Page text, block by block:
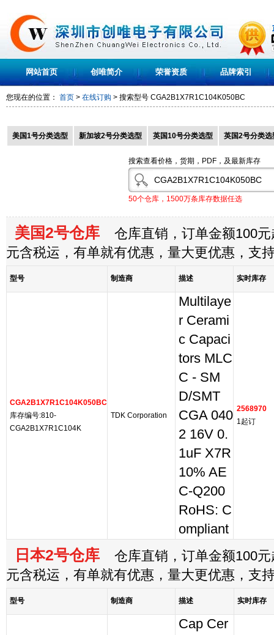
网站首页 创唯简介 荣誉资质 品牌索引
您现在的位置： 首页 > 在线订购 > 搜索型号 CGA2B1X7R1C104K050BC
美国1号分类选型 新加坡2号分类选型 英国10号分类选型 英国2号分类选
搜索查看价格，货期，PDF，及最新库存
50个仓库，1500万条库存数据任选
美国2号仓库 仓库直销，订单金额100元
元含税运，有单就有优惠，量大更优惠，支
型号 制造商 描述 实时库存
CGA2B1X7R1C104K050BC
库存编号:810-
CGA2B1X7R1C104K
TDK Corporation
Multilaye
r Cerami
c Capaci
tors MLC
C - SM
D/SMT
CGA 040
2 16V 0.
1uF X7R
10% AE
C-Q200
RoHS: C
ompliant
2568970
1起订
日本2号仓库 仓库直销，订单金额100元
元含税运，有单就有优惠，量大更优惠，支
型号 制造商 描述 实时库存
Cap Cer